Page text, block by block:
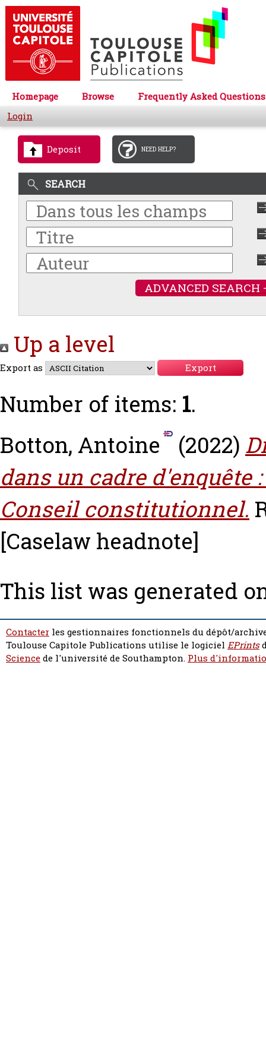
Homepage Browse
Frequently Asked Questions
Login
Deposit NEED HELP?
SEARCH
ADVANCED SEARCH
Up a level
Export as
Number of items: 1.
Botton, Antoine
(2022)
dans un cadre d'enquête
Conseil constitutionnel.
[Caselaw headnote]
This list was generated
Contacter les gestionnaires fonctionnels du dépôt/
Toulouse Capitole Publications utilise le logiciel EPrints
Sciencede l'université de Southampton. Plus